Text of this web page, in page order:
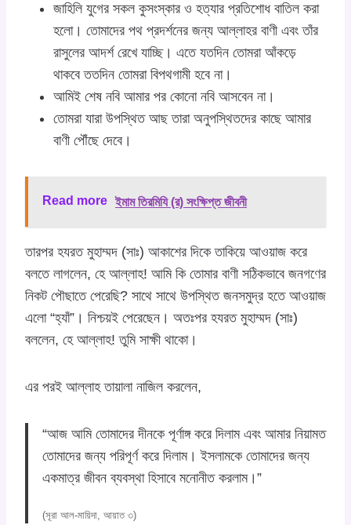
জাহিলি যুগের সকল কুসংস্কার ও হত্যার প্রতিশোধ বাতিল করা
হলো। তোমাদের পথ প্রদর্শনের জন্য আল্লাহর বাণী এবং তাঁর
রাসুলের আদর্শ রেখে যাচ্ছি। এতে যতদিন তোমরা আঁকড়ে
থাকবে ততদিন তোমরা বিপথগামী হবে না।
আমিই শেষ নবি আমার পর কোনো নবি আসবেন না।
তোমরা যারা উপস্থিত আছ তারা অনুপস্থিতদের কাছে আমার
বাণী পৌঁছে দেবে।
Read more ইমাম তিরমিযি (র) সংক্ষিপ্ত জীবনী
তারপর হযরত মুহাম্মদ (সাঃ) আকাশের দিকে তাকিয়ে আওয়াজ করে
বলতে লাগলেন, হে আল্লাহ! আমি কি তোমার বাণী সঠিকভাবে জনগণের
নিকট পৌছাতে পেরেছি? সাথে সাথে উপস্থিত জনসমুদ্র হতে আওয়াজ
এলো “হ্যাঁ”। নিশ্চয়ই পেরেছেন। অতঃপর হযরত মুহাম্মদ (সাঃ)
বললেন, হে আল্লাহ! তুমি সাক্ষী থাকো।
এর পরই আল্লাহ তায়ালা নাজিল করলেন,
“আজ আমি তোমাদের দীনকে পূর্ণাঙ্গ করে দিলাম এবং আমার নিয়ামত
তোমাদের জন্য পরিপূর্ণ করে দিলাম। ইসলামকে তোমাদের জন্য
একমাত্র জীবন ব্যবস্থা হিসাবে মনোনীত করলাম।”
(সূরা আল-মায়িদা, আয়াত ৩)